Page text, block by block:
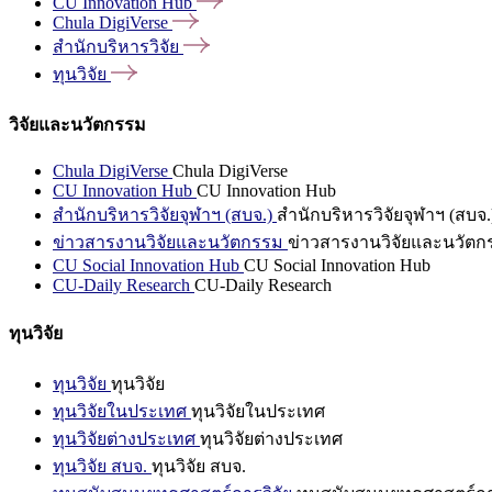
Chula DigiVerse
สำนักบริหารวิจัย
ทุนวิจัย
วิจัยและนวัตกรรม
Chula DigiVerse Chula DigiVerse
CU Innovation Hub CU Innovation Hub
สำนักบริหารวิจัยจุฬาฯ (สบจ.) สำนักบริหารวิจัยจุฬาฯ (สบจ
ข่าวสารงานวิจัยและนวัตกรรม ข่าวสารงานวิจัยและนวัตก
CU Social Innovation Hub CU Social Innovation Hub
CU-Daily Research CU-Daily Research
ทุนวิจัย
ทุนวิจัย ทุนวิจัย
ทุนวิจัยในประเทศ ทุนวิจัยในประเทศ
ทุนวิจัยต่างประเทศ ทุนวิจัยต่างประเทศ
ทุนวิจัย สบจ. ทุนวิจัย สบจ.